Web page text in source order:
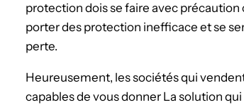
protection dois se faire avec précaution
porter des protection inefficace et se
perte.
Heureusement, les sociétés qui
capables de vous donner La solution